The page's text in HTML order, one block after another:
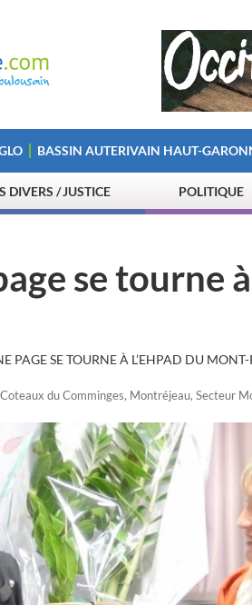
BASSIN AUTERIVAIN HAUT-
DIVERS / JUSTICE POLITIQUE
se tourne
PAGE SE TOURNE À L’EHPAD DU MONT-
du Comminges, Montréjeau, Secteur